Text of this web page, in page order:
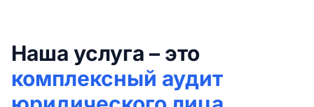
Наша услуга – это
комплексный аудит